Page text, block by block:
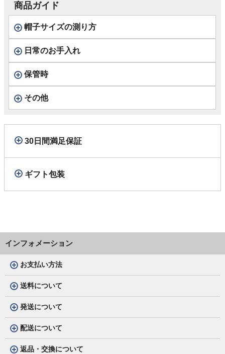
商品ガイド
帽子サイズの測り方
日常のお手入れ
保管時
その他
30日間満足保証
ギフト包装
インフォメーション
お支払い方法
送料について
発送について
配送について
返品・交換について